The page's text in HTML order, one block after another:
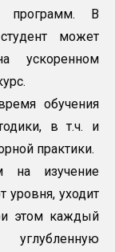
программ. В
может
ускоренном
обучения
в т.ч. и
практики.
на изучение
уровня, уходит
этом каждый